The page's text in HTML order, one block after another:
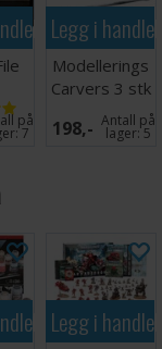
på
7
Legg i
Modellerings
Carvers 3 stk
- Tosidige
198,- Antall på
lager:5
Legg i